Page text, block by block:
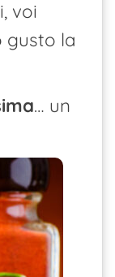
voi
gusto la
… un